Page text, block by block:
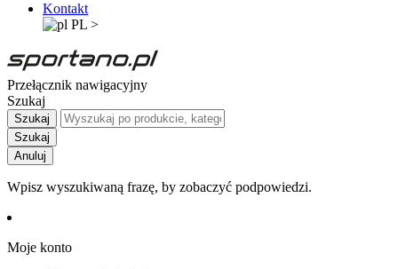
Kontakt
PL >
Przełącznik nawigacyjny
Szukaj
Szukaj
Szukaj
Anuluj
Wpisz wyszukiwaną frazę, by zobaczyć podpowiedzi.
Moje konto